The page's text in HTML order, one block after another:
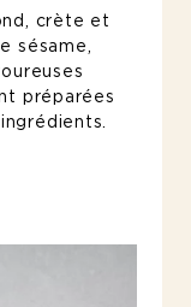
crète et
sésame,
préparées